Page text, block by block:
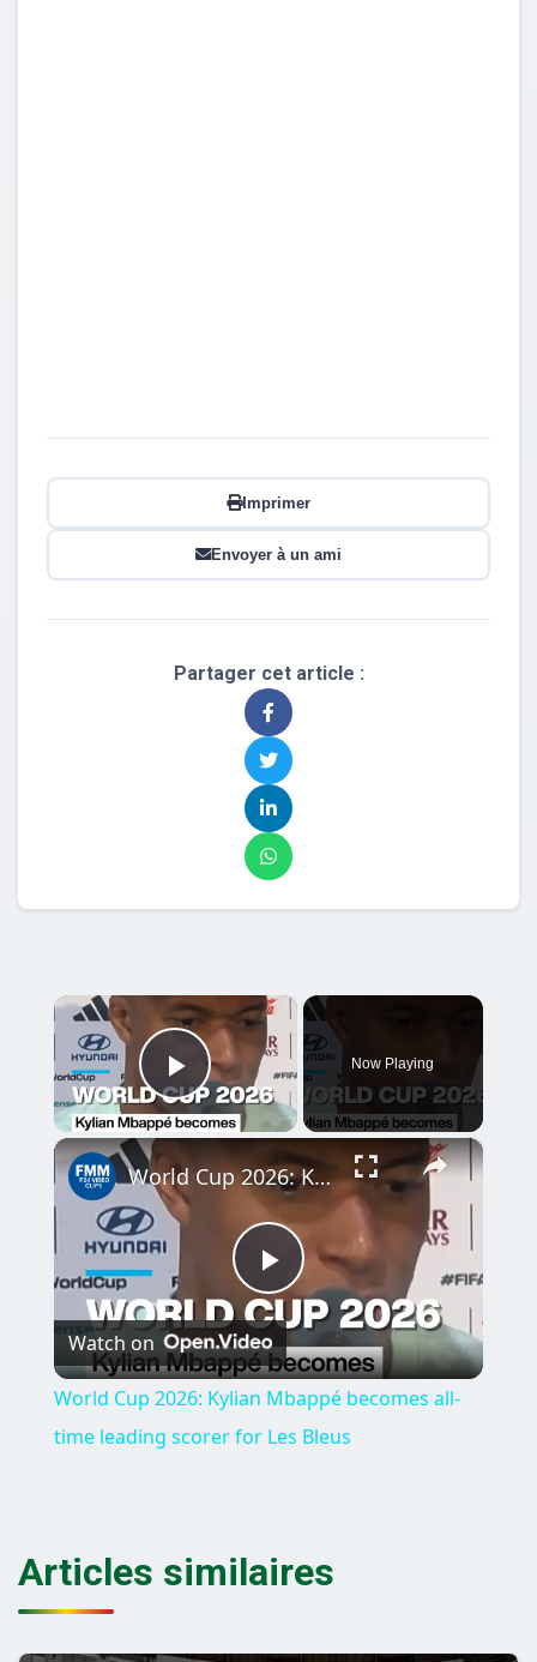
Imprimer
Envoyer à un ami
Partager cet article :
×
Play Video
Now Playing
×
Play
Video
World Cup 2026: Kylian Mbappé becomes all-time leading scorer for Les Bleus
Watch on
World Cup 2026: Kylian Mbappé becomes all-
time leading scorer for Les Bleus
Articles similaires